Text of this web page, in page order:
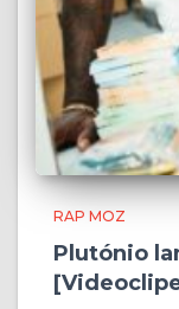
RAP MOZ
Plutónio